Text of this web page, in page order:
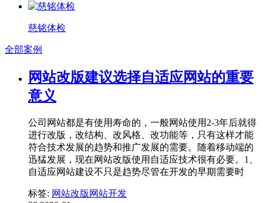
慈铭体检
全部案例
网站改版建议选择自适应网站的重要
意义
公司网站都是有使用寿命的，一般网站使用2-3年后就得
进行改版，改结构、改风格、改功能等，只有这样才能
符合技术发展的趋势和推广发展的需要。随着移动端的
迅猛发展，现在网站改版使用自适应技术很有必要。1、
自适应网站建设不只是趋势尽管在开发的早期需要时
标签: 网站改版 网站开发